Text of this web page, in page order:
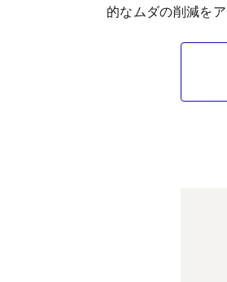
的なムダの削減を